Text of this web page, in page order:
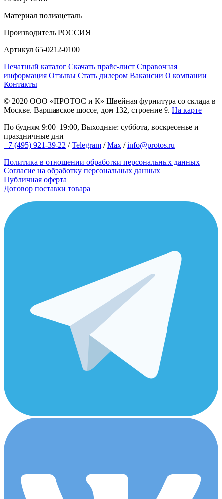
Материал полиацеталь
Производитель РОССИЯ
Артикул 65-0212-0100
Печатный каталог Скачать прайс-лист Справочная
информация Отзывы Стать дилером Вакансии О компании
Контакты
© 2020 ООО «ПРОТОС и К» Швейная фурнитура со склада в
Москве. Варшавское шоссе, дом 132, строение 9. На карте
По будням 9:00–19:00, Выходные: суббота, воскресенье и
праздничные дни
+7 (495) 921-39-22 /Telegram /Max /info@protos.ru
Политика в отношении обработки персональных данных
Согласие на обработку персональных данных
Публичная оферта
Договор поставки товара